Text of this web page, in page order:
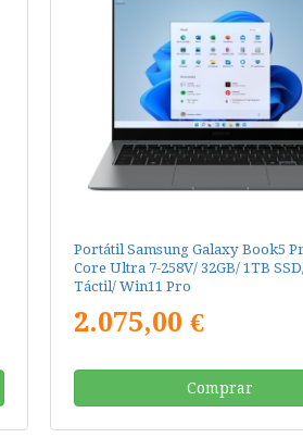
Portátil Samsung Galaxy Book5
Core Ultra 7-258V/ 32GB/ 1TB
Táctil/ Win11 Pro
2.075,00 €
Comprar